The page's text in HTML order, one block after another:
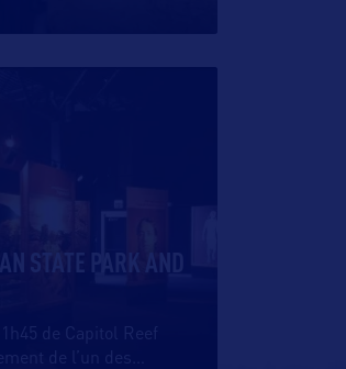
STATE PARK AND
de Capitol Reef
de l’un des